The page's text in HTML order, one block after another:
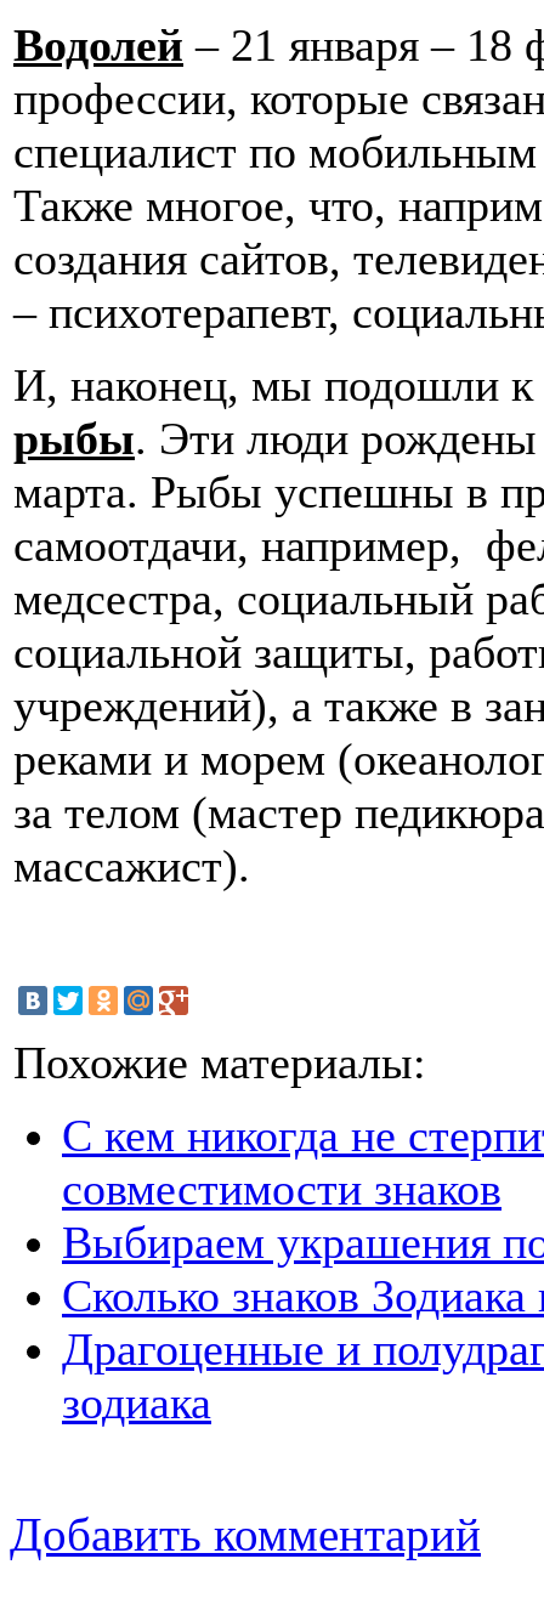
Водолей – 21 января – 18
профессии, которые
специалист по
Также многое, что,
создания сайтов,
– психотерапевт,
И, наконец, мы подошли к
рыбы. Эти люди рождены
марта. Рыбы успешны в
самоотдачи, например,
медсестра, социальный
социальной защиты,
учреждений), а также в
реками и морем
за телом (мастер
массажист).
Похожие материалы:
С кем никогда не
совместимости знаков
Выбираем украшения
Сколько знаков
Драгоценные и
зодиака
Добавить комментарий